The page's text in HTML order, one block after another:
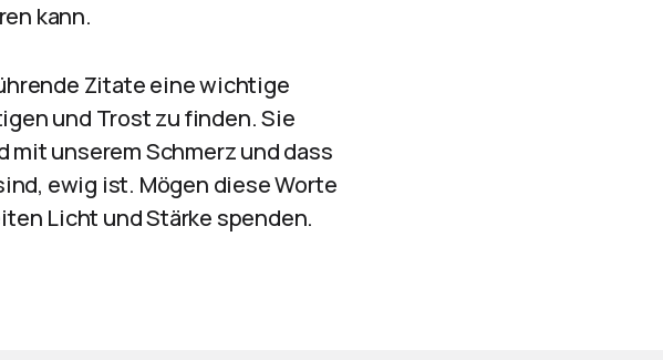
kann.
Zitate eine wichtige
und Trost zu finden. Sie
unserem Schmerz und dass
ewig ist. Mögen diese Worte
Licht und Stärke spenden.